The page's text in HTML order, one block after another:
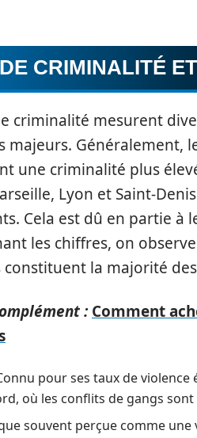
CRIMINALITÉ
criminalité mesurent
majeurs. Généralement,
une criminalité plus
Lyon et Saint-
Cela est dû en partie
les chiffres, on
constituent la majorité
: Comment
pour ses taux de
où les conflits de gangs
souvent perçue comme